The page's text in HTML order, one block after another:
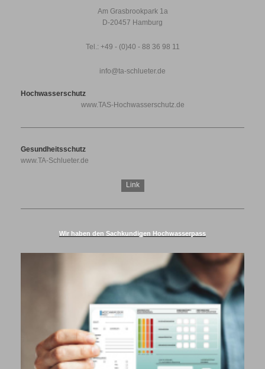
Am Grasbrookpark 1a
D-20457 Hamburg
Tel.: +49 - (0)40 - 88 36 98 11
info@ta-schlueter.de
Hochwasserschutz
www.TAS-Hochwasserschutz.de
Gesundheitsschutz
www.TA-Schlueter.de
Link
Wir haben den Sachkundigen Hochwasserpass